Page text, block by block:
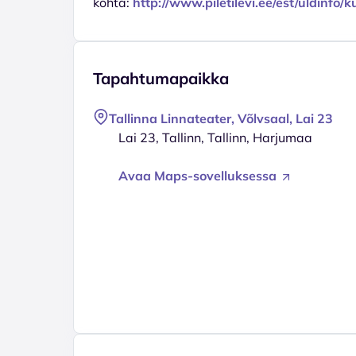
Tapahtumapaikka
Tallinna Linnateater, Võlvsaal, Lai 23
Lai 23, Tallinn, Tallinn, Harjumaa
Avaa Maps-sovelluksessa